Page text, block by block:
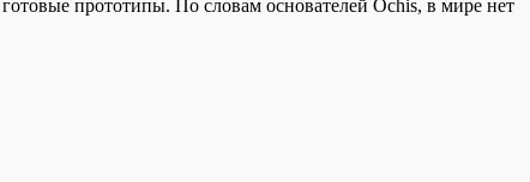
прототипы. По словам основателей Ochis, в мире нет